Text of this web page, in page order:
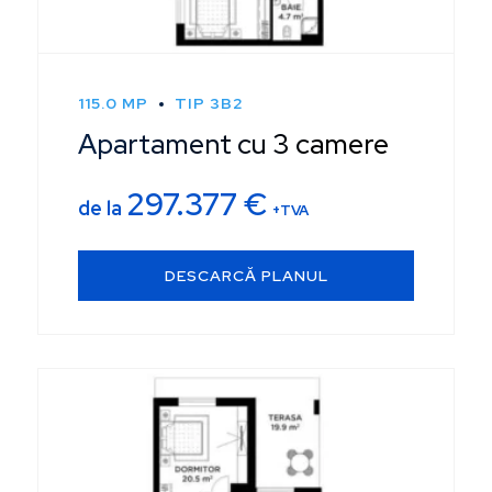
115.0 MP TIP 3B2
Apartament cu 3 camere
de la 297.377€ +TVA
DESCARCĂ PLANUL